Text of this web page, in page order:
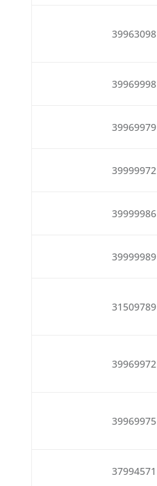
39963098
39969998
39969979
39999972
39999986
39999989
31509789
39969972
39969975
37994571